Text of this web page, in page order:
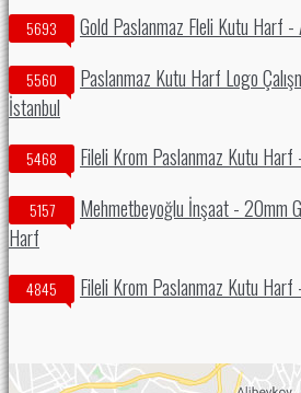
5693 Gold Paslanmaz Fleli Kutu Harf
5560
Paslanmaz Kutu Harf Logo
İstanbul
5468 Fileli Krom Paslanmaz Kutu
5157
Mehmetbeyoğlu İnşaat - 20mm
Harf
4845 Fileli Krom Paslanmaz Kutu Harf